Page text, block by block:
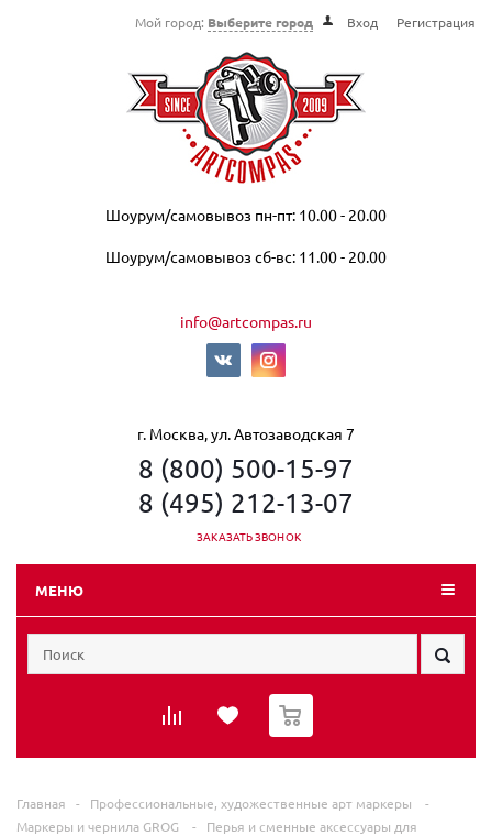
Мой город: Выберите город Вход Регистрация
Шоурум/самовывоз пн-пт: 10.00 - 20.00
Шоурум/самовывоз сб-вс: 11.00 - 20.00
info@artcompas.ru
г. Москва, ул. Автозаводская 7
8 (800) 500-15-97
8 (495) 212-13-07
ЗАКАЗАТЬ ЗВОНОК
МЕНЮ
0
Главная - Профессиональные, художественные арт маркеры
-
Маркеры и чернила GROG
-
Перья и сменные аксессуары для